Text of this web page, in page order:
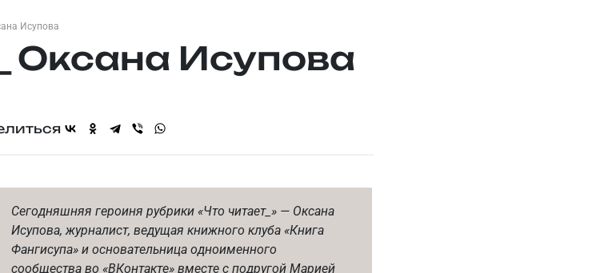
Исупова
Оксана Исупова
Сегодняшняя героиня рубрики «Что читает_» — Оксана
Исупова, журналист, ведущая книжного клуба «Книга
Фангисупа» и основательница одноименного
сообщества во «ВКонтакте» вместе с подругой Марией